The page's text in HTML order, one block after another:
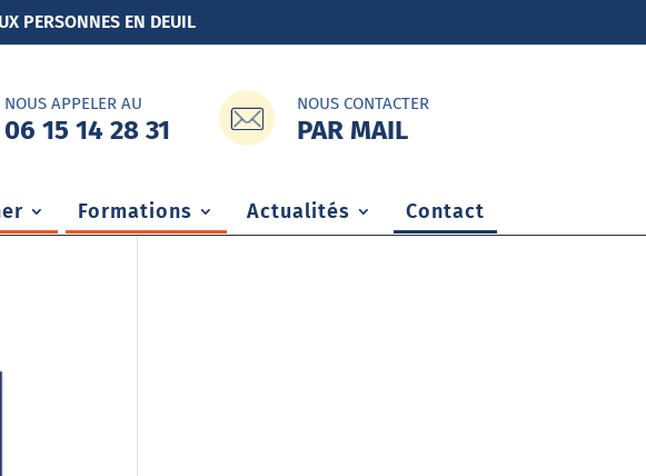
PERSONNES EN DEUIL
NOUS APPELER AU
06 15 14 28 31
NOUS CONTACTER
PAR MAIL
Formations Actualités Contact